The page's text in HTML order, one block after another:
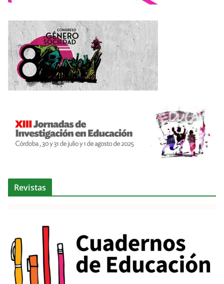
Revistas